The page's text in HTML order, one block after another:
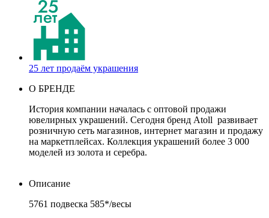
25 лет продаём украшения
О БРЕНДЕ
История компании началась с оптовой продажи
ювелирных украшений. Сегодня бренд Atoll развивает
розничную сеть магазинов, интернет магазин и продажу
на маркетплейсах. Коллекция украшений более 3 000
моделей из золота и серебра.
Описание
5761 подвеска 585*/весы